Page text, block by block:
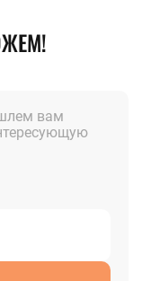
вам